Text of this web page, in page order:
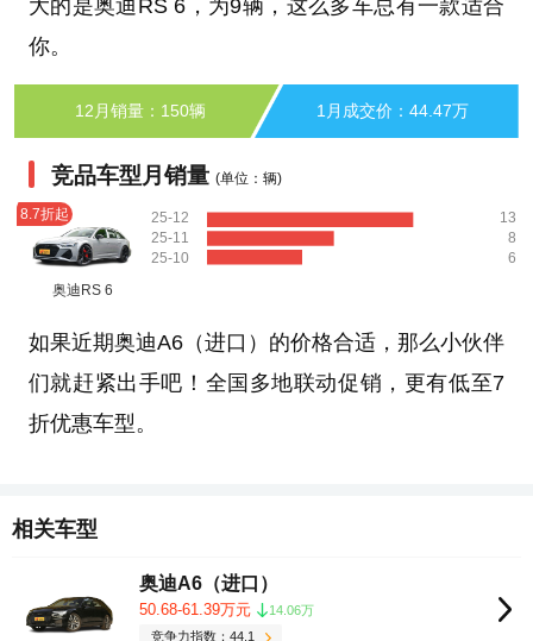
大的是奥迪RS 6，为9辆，这么多车总有一款适合
你。
12月销量：150辆 1月成交价：44.47万
竞品车型月销量 (单位：辆)
8.7折起
奥迪RS 6
25-12
25-11
25-10
13
8
6
如果近期奥迪A6（进口）的价格合适，那么小伙伴
们就赶紧出手吧！全国多地联动促销，更有低至7
折优惠车型。
相关车型
奥迪A6（进口）
50.68-61.39万元
14.06万
竞争力指数：44.1